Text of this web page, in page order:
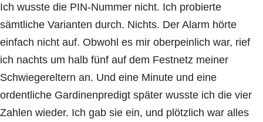
Ich wusste die PIN-Nummer nicht. Ich probierte
sämtliche Varianten durch. Nichts. Der Alarm hörte
einfach nicht auf. Obwohl es mir oberpeinlich war, rief
ich nachts um halb fünf auf dem Festnetz meiner
Schwiegereltern an. Und eine Minute und eine
ordentliche Gardinenpredigt später wusste ich die vier
Zahlen wieder. Ich gab sie ein, und plötzlich war alles